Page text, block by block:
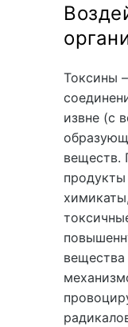
Токсины
извне (с
веществ.
продукты